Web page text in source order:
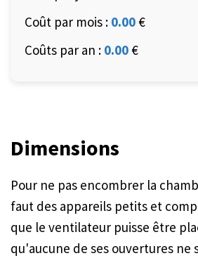
Coût par mois : 0.00€
Coûts par an : 0.00€
Dimensions
Pour ne pas encombrer la
faut des appareils petits et
que le ventilateur puisse être
qu'aucune de ses ouvertures ne